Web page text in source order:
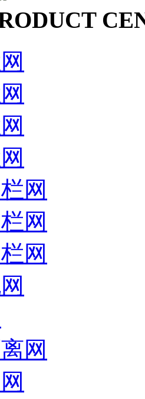
网
网
网
网